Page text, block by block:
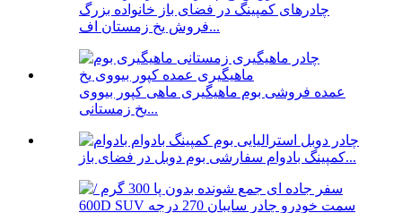
چادرهای کمپینگ در فضای باز خانواده بزرگ
فروش یخ زمستان اف...
عمده فروشی بوم ماهیگیری ماهی کپور بیووی
یخ زمستانی...
کمپینگ بادوام سفارشی بوم دوبل در فضای باز...